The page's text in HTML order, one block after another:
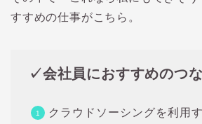
すすめの仕事がこちら。
✓会社員におすすめのつ
クラウドソーシングを利用